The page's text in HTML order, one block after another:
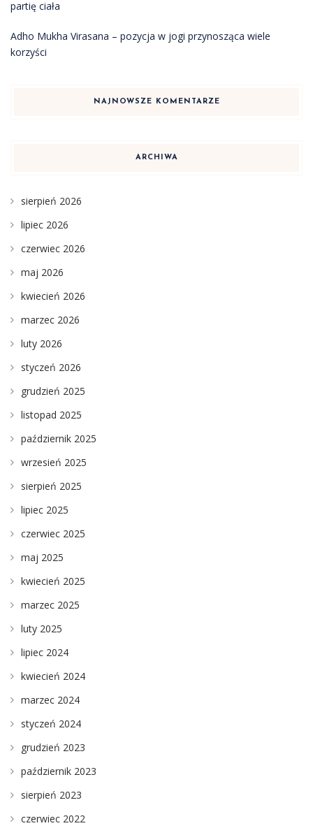
partię ciała
Adho Mukha Virasana – pozycja w jogi przynosząca wiele
korzyści
NAJNOWSZE KOMENTARZE
ARCHIWA
sierpień 2026
lipiec 2026
czerwiec 2026
maj 2026
kwiecień 2026
marzec 2026
luty 2026
styczeń 2026
grudzień 2025
listopad 2025
październik 2025
wrzesień 2025
sierpień 2025
lipiec 2025
czerwiec 2025
maj 2025
kwiecień 2025
marzec 2025
luty 2025
lipiec 2024
kwiecień 2024
marzec 2024
styczeń 2024
grudzień 2023
październik 2023
sierpień 2023
czerwiec 2022